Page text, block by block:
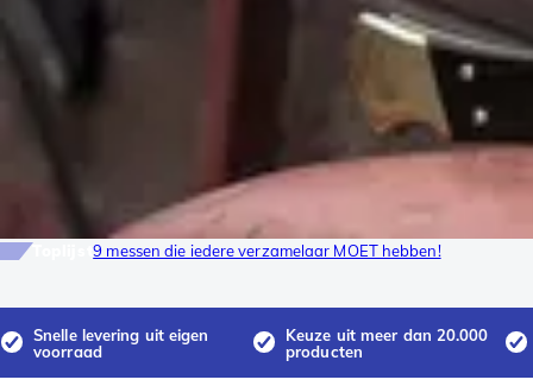
Toplijst9 messen die iedere verzamelaar MOET hebben!
Snelle levering uit eigen
voorraad
Keuze uit meer dan 20.000
producten